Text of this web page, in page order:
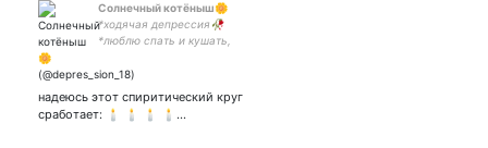
Солнечный котёныш🌼
*ходячая депрессия🥀
*люблю спать и кушать,
*давай мьючиться, я
надеюсь этот спиритический круг
сработает: 🕯 🕯 🕯 🕯…